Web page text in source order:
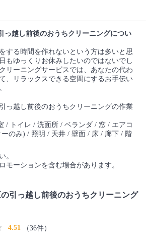
っ越し前後のおうちクリーニングについ
する時間を作れないという方は多いと思
もゆっくりお休みしたいのではないでし
リーニングサービスでは、あなたの代わ
、リラックスできる空間にするお手伝い
っ越し前後のおうちクリーニングの作業
/ トイレ / 洗面所 / ベランダ / 窓 / エアコ
のみ) / 照明 / 天井 / 壁面 / 床 / 廊下 / 階
。
モーションを含む場合があります。
引っ越し前後のおうちクリーニング
4.51 （36件）